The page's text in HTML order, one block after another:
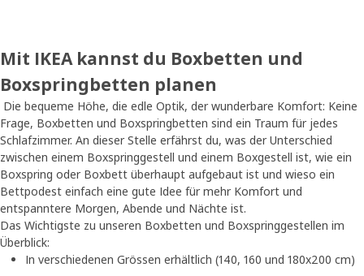
Mit IKEA kannst du Boxbetten und
Boxspringbetten planen
Die bequeme Höhe, die edle Optik, der wunderbare Komfort: Keine
Frage, Boxbetten und Boxspringbetten sind ein Traum für jedes
Schlafzimmer. An dieser Stelle erfährst du, was der Unterschied
zwischen einem Boxspringgestell und einem Boxgestell ist, wie ein
Boxspring oder Boxbett überhaupt aufgebaut ist und wieso ein
Bettpodest einfach eine gute Idee für mehr Komfort und
entspanntere Morgen, Abende und Nächte ist.
Das Wichtigste zu unseren Boxbetten und Boxspringgestellen im
Überblick:
In verschiedenen Grössen erhältlich (140, 160 und 180x200 cm)